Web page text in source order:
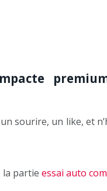
sourire, un like, et
la partie essai auto